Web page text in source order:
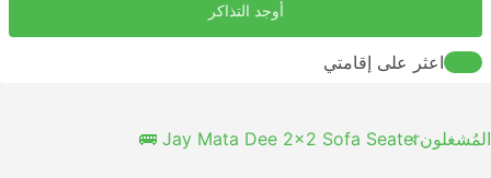
أوجد التذاكر
اعثر على إقامتي
المُشغلونJay Mata Dee 2x2 Sofa Seater 🚌